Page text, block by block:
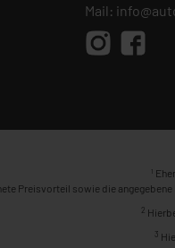
Mail:
1
Preisvorteil sowie die
2
3